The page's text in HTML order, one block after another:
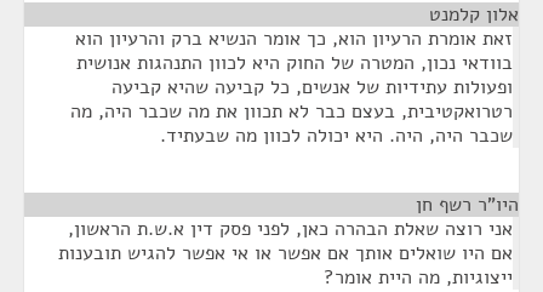
אלון קלמנט
זאת אומרת הרעיון הוא, כך אומר הנשיא ברק והרעיון הוא
בוודאי נכון, המטרה של החוק היא לכוון התנהגות אנושית
ופעולות עתידיות של אנשים, כל קביעה שהיא קביעה
רטרואקטיבית, בעצם כבר לא תכוון את מה שכבר היה, מה
שכבר היה, היה. היא יכולה לכוון מה שבעתיד.
היו"ר רשף חן
אני רוצה שאלת הבהרה כאן, לפני פסק דין א.ש.ת הראשון,
אם היו שואלים אותך אם אפשר או אי אפשר להגיש תובענות
ייצוגיות, מה היית אומר?